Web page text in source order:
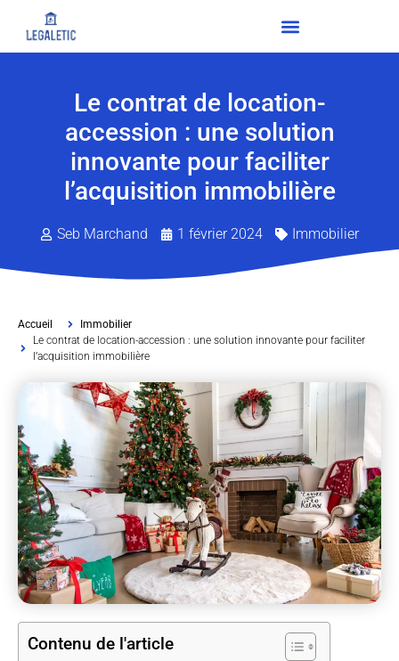
Le contrat de location-
accession : une solution
innovante pour faciliter
l’acquisition immobilière
Seb Marchand 1 février 2024 Immobilier
Accueil
Immobilier
Le contrat de location-accession : une solution innovante pour faciliter
l’acquisition immobilière
Contenu de l'article